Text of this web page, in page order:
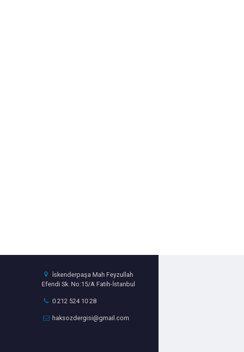
İskenderpaşa Mah Feyzullah
Efendi Sk. No:15/A Fatih-İstanbul
0 212 524 10 28
haksozdergisi@gmail.com